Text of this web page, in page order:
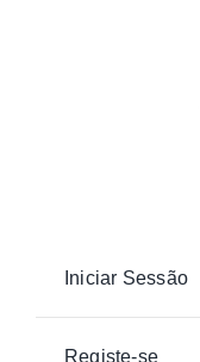
Iniciar Sessão
Registe-se